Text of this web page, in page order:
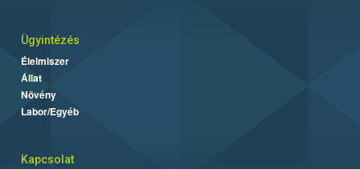
Ügyintézés
Élelmiszer
Állat
Növény
Labor/Egyéb
Kapcsolat